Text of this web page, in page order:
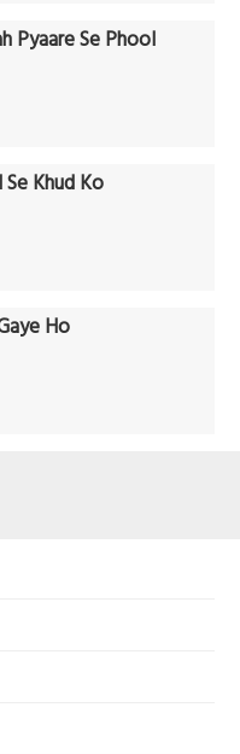
Pyaare Se Phool
Khud Ko
Ho